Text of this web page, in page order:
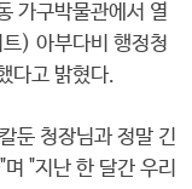
가구박물관에서 열
) 아부다비 행정청
다고 밝혔다.
둔 청장님과 정말 긴
"지난 한 달간 우리